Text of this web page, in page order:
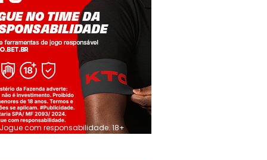
Jogue com responsabilidade. 18+